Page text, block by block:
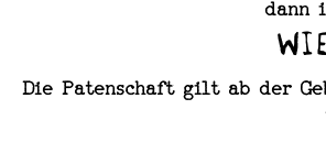
dann
Die Patenschaft gilt ab der